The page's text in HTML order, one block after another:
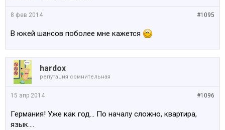
#1095
8 фев 2014
В юкей шансов поболее мне кажется
hardox
репутация сомнительная
#1096
15 апр 2014
Германия! Уже как год... По началу сложно, квартира,
язык....